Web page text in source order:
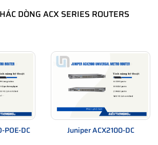
- 1U
Ethernet, Fast Ethernet, Gigabit
Ethernet, 10 Gigabit Ethernet
MPLS
SNMP 1, SNMP 2, SNMP 3, CLI
VPN support, High Availability,
DÒNG ACX SERIES ROUTERS
POE-DC Juniper ACX2100-DC